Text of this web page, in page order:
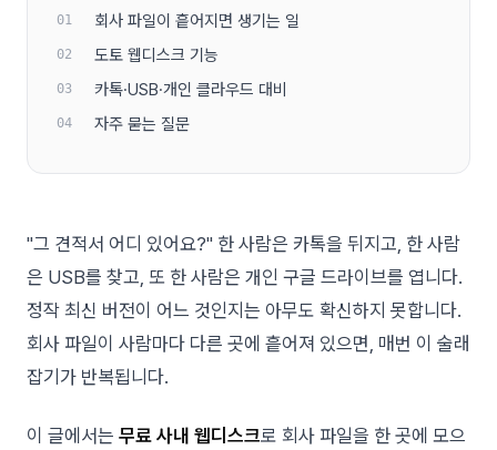
회사 파일이 흩어지면 생기는 일
도토 웹디스크 기능
카톡·USB·개인 클라우드 대비
자주 묻는 질문
"그 견적서 어디 있어요?" 한 사람은 카톡을 뒤지고, 한 사람
은 USB를 찾고, 또 한 사람은 개인 구글 드라이브를 엽니다.
정작 최신 버전이 어느 것인지는 아무도 확신하지 못합니다.
회사 파일이 사람마다 다른 곳에 흩어져 있으면, 매번 이 술래
잡기가 반복됩니다.
이 글에서는 무료 사내 웹디스크로 회사 파일을 한 곳에 모으